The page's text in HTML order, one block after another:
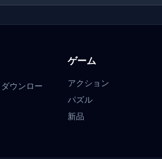
ウンロー
ゲーム
アクション
パズル
新品